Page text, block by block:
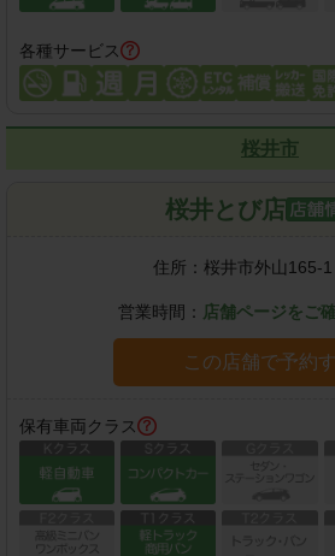
各種サービス
桜井市
桜井とび店
住所： 桜井市外山165-1
営業時間： 店舗ページをご
この店舗で予約
保有車両クラス